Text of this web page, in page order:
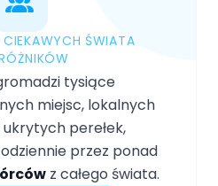
ŚWIATA
tysiące
miejsc, lokalnych
perełek,
przez ponad
z całego świata.